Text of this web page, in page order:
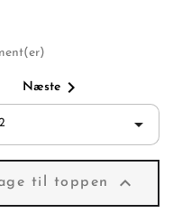
Næste 

til toppen 